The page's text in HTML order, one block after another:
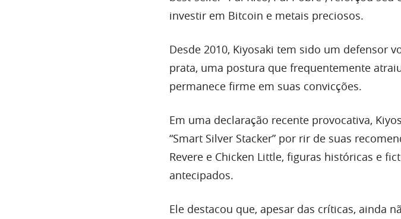
investir em Bitcoin e metais preciosos.
Desde 2010, Kiyosaki tem sido um defensor
prata, uma postura que frequentemente
permanece firme em suas convicções.
Em uma declaração recente provocativa,
“Smart Silver Stacker” por rir de suas
Revere e Chicken Little, figuras históricas e
antecipados.
Ele destacou que, apesar das críticas, ainda